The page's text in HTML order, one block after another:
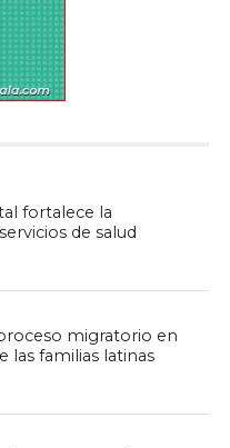
fortalece la
de salud
migratorio en
las familias latinas